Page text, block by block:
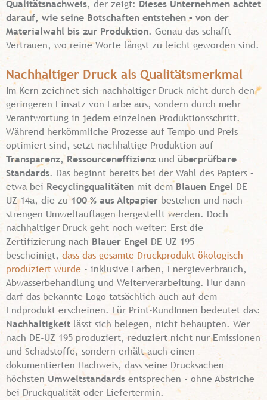
Qualitätsnachweis, der zeigt: Dieses Unternehmen achtet
darauf, wie seine Botschaften entstehen – von der
Materialwahl bis zur Produktion. Genau das schafft
Vertrauen, wo reine Worte längst zu leicht geworden sind.
Nachhaltiger Druck als Qualitätsmerkmal
Im Kern zeichnet sich nachhaltiger Druck nicht durch den
geringeren Einsatz von Farbe aus, sondern durch mehr
Verantwortung in jedem einzelnen Produktionsschritt.
Während herkömmliche Prozesse auf Tempo und Preis
optimiert sind, setzt nachhaltige Produktion auf
Transparenz, Ressourceneffizienz und überprüfbare
Standards. Das beginnt bereits bei der Wahl des Papiers –
etwa bei Recyclingqualitäten mit dem Blauen Engel DE-
UZ 14a, die zu 100 % aus Altpapier bestehen und nach
strengen Umweltauflagen hergestellt werden. Doch
nachhaltiger Druck geht noch weiter: Erst die
Zertifizierung nach Blauer Engel DE-UZ 195
bescheinigt, dass das gesamte Druckprodukt ökologisch
produziert wurde - inklusive Farben, Energieverbrauch,
Abwasserbehandlung und Weiterverarbeitung. Nur dann
darf das bekannte Logo tatsächlich auch auf dem
Endprodukt erscheinen. Für Print-KundInnen bedeutet das:
Nachhaltigkeit lässt sich belegen, nicht behaupten. Wer
nach DE-UZ 195 produziert, reduziert nicht nur Emissionen
und Schadstoffe, sondern erhält auch einen
dokumentierten Nachweis, dass seine Drucksachen
höchsten Umweltstandards entsprechen - ohne Abstriche
bei Druckqualität oder Liefertermin.